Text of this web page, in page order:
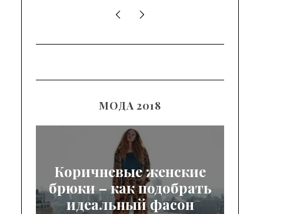
МОДА 2018
Коричневые женские
брюки – как подобрать
идеальный фасон